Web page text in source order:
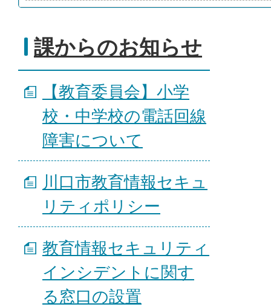
課からのお知らせ
【教育委員会】小学
校・中学校の電話回線
障害について
川口市教育情報セキュ
リティポリシー
教育情報セキュリティ
インシデントに関す
る窓口の設置